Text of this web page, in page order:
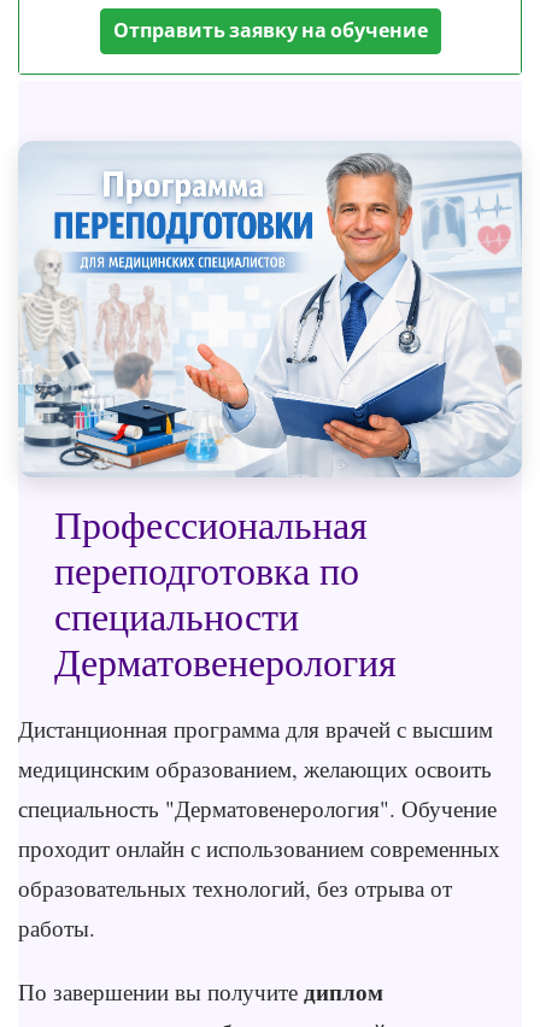
Отправить заявку на обучение
Профессиональная
переподготовка по
специальности
Дерматовенерология
Дистанционная программа для врачей с высшим
медицинским образованием, желающих освоить
специальность "Дерматовенерология". Обучение
проходит онлайн с использованием современных
образовательных технологий, без отрыва от
работы.
По завершении вы получите диплом